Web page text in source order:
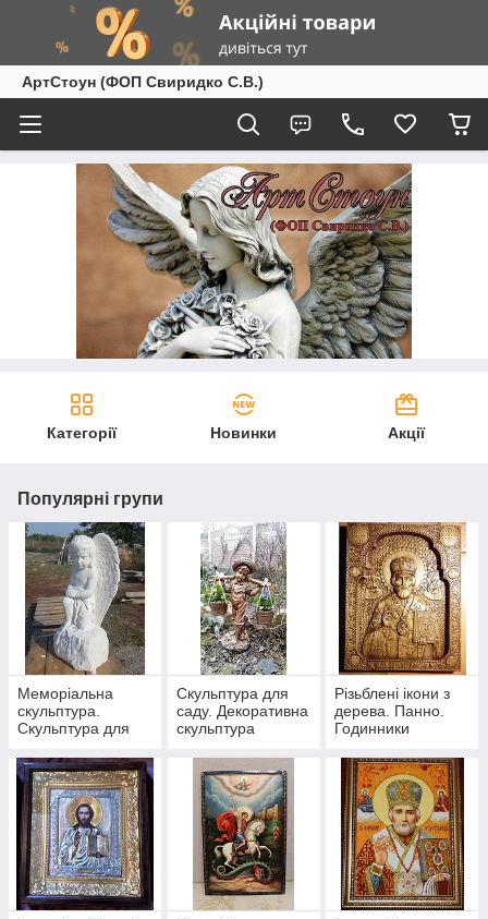
АртСтоун (ФОП Свиридко С.В.)
Категорії Новинки Акції
Популярні групи
Меморіальна
скульптура.
Скульптура для
скульптура
Скульптура для
саду. Декоративна
скульптура
Різьблені ікони з
дерева. Панно.
Годинники